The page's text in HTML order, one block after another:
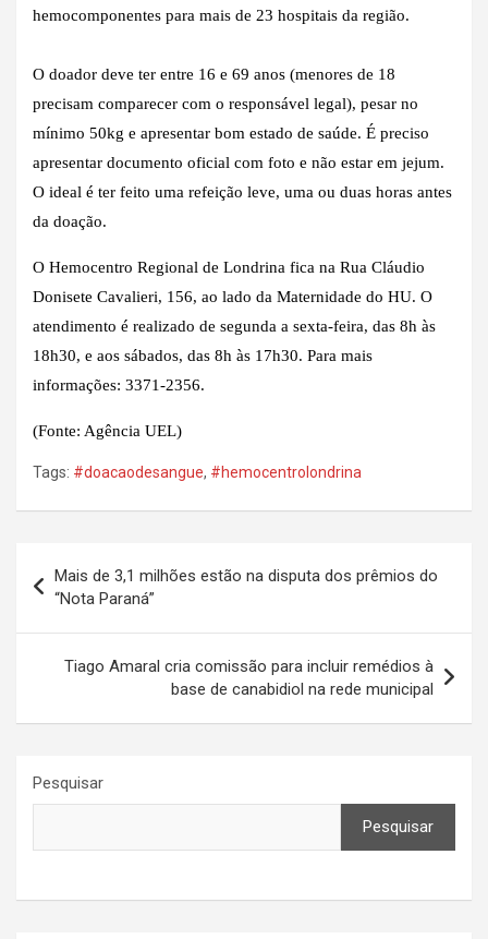
hemocomponentes para mais de 23 hospitais da região.
O doador deve ter entre 16 e 69 anos (menores de 18
precisam comparecer com o responsável legal), pesar no
mínimo 50kg e apresentar bom estado de saúde. É preciso
apresentar documento oficial com foto e não estar em jejum.
O ideal é ter feito uma refeição leve, uma ou duas horas antes
da doação.
O Hemocentro Regional de Londrina fica na Rua Cláudio
Donisete Cavalieri, 156, ao lado da Maternidade do HU. O
atendimento é realizado de segunda a sexta-feira, das 8h às
18h30, e aos sábados, das 8h às 17h30. Para mais
informações: 3371-2356.
(Fonte: Agência UEL)
Tags: #doacaodesangue, #hemocentrolondrina
de
Post
Mais de 3,1 milhões estão na disputa dos prêmios do
“Nota Paraná”
Tiago Amaral cria comissão para incluir remédios à
base de canabidiol na rede municipal
Pesquisar
Pesquisar